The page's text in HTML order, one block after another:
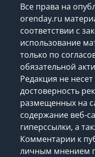
Все права на
orenday.ru
соответствии с
использование
только по
обязательной
Редакция не
достоверность
размещенных на
содержание веб-
гиперссылки, а
Комментарии к
личным мнением